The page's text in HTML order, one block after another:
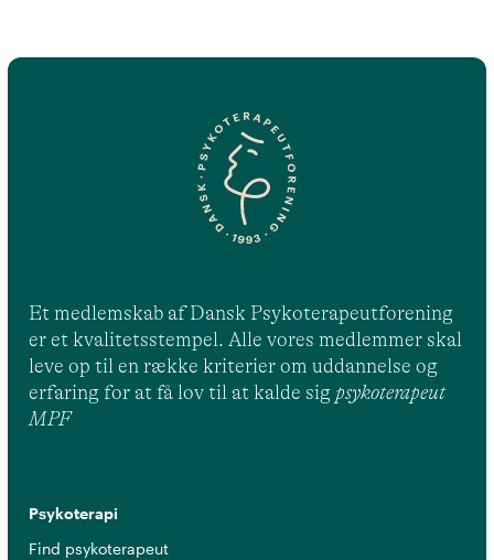
Et medlemskab af Dansk Psykoterapeutforening
er et kvalitetsstempel. Alle vores medlemmer skal
leve op til en række kriterier om uddannelse og
erfaring for at få lov til at kalde sig psykoterapeut
MPF
Psykoterapi
Find psykoterapeut